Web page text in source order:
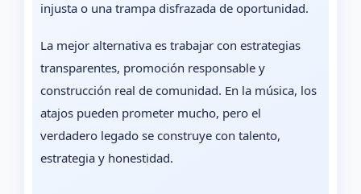
injusta o una trampa disfrazada de oportunidad.
La mejor alternativa es trabajar con estrategias
transparentes, promoción responsable y
construcción real de comunidad. En la música, los
atajos pueden prometer mucho, pero el
verdadero legado se construye con talento,
estrategia y honestidad.